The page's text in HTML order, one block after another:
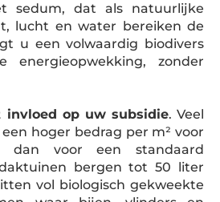
sedum, dat als natuurlijke
lucht en water bereiken de
u een volwaardig biodivers
energieopwekking, zonder
invloed op uw subsidie. Veel
hoger bedrag per m² voor
voor een standaard
bergen tot 50 liter
vol biologisch gekweekte